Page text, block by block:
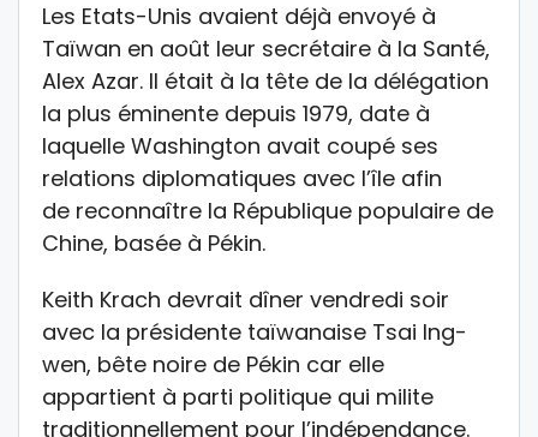
Les Etats-Unis avaient déjà envoyé à
Taïwan en août leur secrétaire à la Santé,
Alex Azar. Il était à la tête de la délégation
la plus éminente depuis 1979, date à
laquelle Washington avait coupé ses
relations diplomatiques avec l’île afin
de reconnaître la République populaire de
Chine, basée à Pékin.
Keith Krach devrait dîner vendredi soir
avec la présidente taïwanaise Tsai Ing-
wen, bête noire de Pékin car elle
appartient à parti politique qui milite
traditionnellement pour l’indépendance.